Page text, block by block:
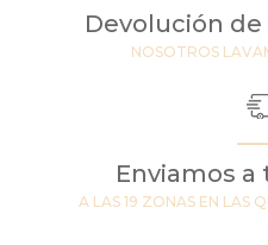
Devolución de
NOSOTROS
Enviamos a
A LAS 19 ZONAS EN LAS